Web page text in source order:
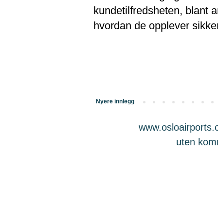
kundetilfredsheten, blant
hvordan de opplever
Nyere innlegg
uten